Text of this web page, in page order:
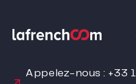
Appelez-nous : +33 1